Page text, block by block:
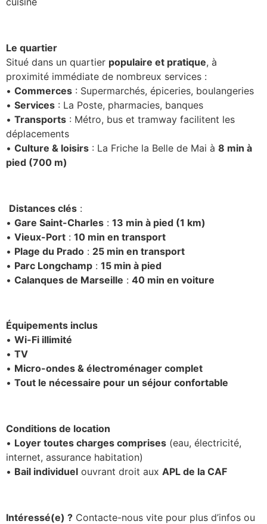
Le quartier
Situé dans un quartier populaire et pratique, à
proximité immédiate de nombreux services :
• Commerces : Supermarchés, épiceries, boulangeries
• Services : La Poste, pharmacies, banques
• Transports : Métro, bus et tramway facilitent les
déplacements
• Culture & loisirs : La Friche la Belle de Mai à 8 min à
pied (700 m)
Distances clés :
• Gare Saint-Charles : 13 min à pied (1 km)
• Vieux-Port : 10 min en transport
• Plage du Prado : 25 min en transport
• Parc Longchamp : 15 min à pied
• Calanques de Marseille : 40 min en voiture
Équipements inclus
• Wi-Fi illimité
• TV
• Micro-ondes & électroménager complet
• Tout le nécessaire pour un séjour confortable
Conditions de location
• Loyer toutes charges comprises (eau, électricité,
internet, assurance habitation)
• Bail individuel ouvrant droit aux APL de la CAF
Intéressé(e) ? Contacte-nous vite pour plus d’infos ou